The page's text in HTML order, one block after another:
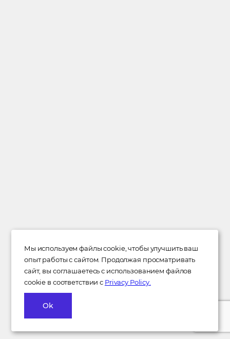
Мы используем файлы cookie, чтобы улучшить ваш
опыт работы с сайтом. Продолжая просматривать
сайт, вы соглашаетесь с использованием файлов
cookie в соответствии с Privacy Policy.
Ok